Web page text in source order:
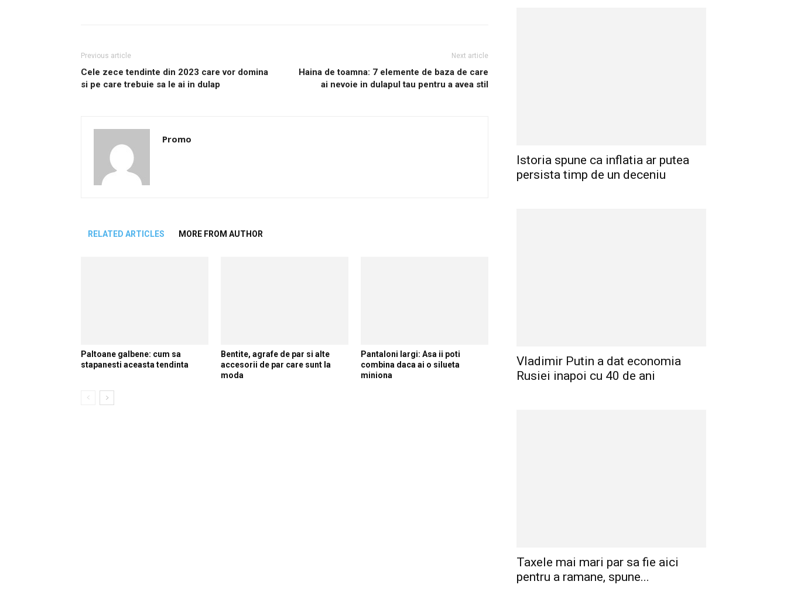
Previous article
Cele zece tendinte din 2023 care vor domina
si pe care trebuie sa le ai in dulap
Next article
Haina de toamna: 7 elemente de baza de care
ai nevoie in dulapul tau pentru a avea stil
Promo
RELATED ARTICLES MORE FROM AUTHOR
Paltoane galbene: cum sa
stapanesti aceasta tendinta
Bentite, agrafe de par si alte
accesorii de par care sunt la
moda
Pantaloni largi: Asa ii poti
combina daca ai o silueta
miniona
Istoria spune ca inflatia ar putea
persista timp de un deceniu
Vladimir Putin a dat economia
Rusiei inapoi cu 40 de ani
Taxele mai mari par sa fie aici
pentru a ramane, spune...